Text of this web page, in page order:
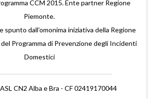
CCM 2015. Ente partner Regione
Piemonte.
dall’omonima iniziativa della Regione
Programma di Prevenzione degli Incidenti
Domestici
CN2 Alba e Bra - CF 02419170044